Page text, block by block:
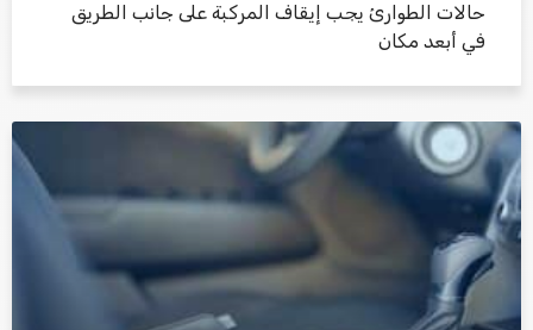
حالات الطوارئ يجب إيقاف المركبة على جانب الطريق
في أبعد مكان